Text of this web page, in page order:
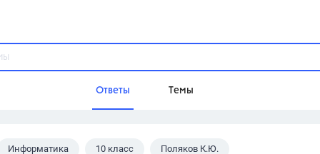
Ответы Темы
Домашнее задание
Информатика 10 класс Поляков К.Ю.